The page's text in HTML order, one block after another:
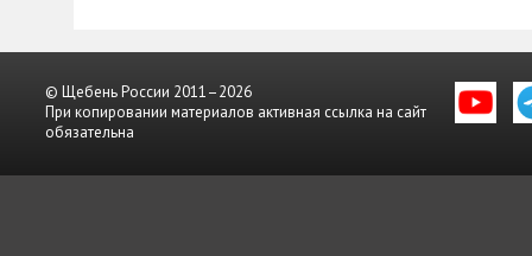
© Щебень России 2011–2026
При копировании материалов активная ссылка на сайт
обязательна